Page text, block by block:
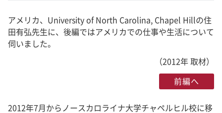
アメリカ、University of North Carolina, Chapel Hillの住
田有弘先生に、後編ではアメリカでの仕事や生活について
伺いました。
（2012年 取材）
前編へ
2012年7月からノースカロライナ大学チャペルヒル校に移